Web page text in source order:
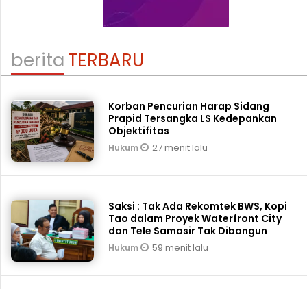
beritaTERBARU
Korban Pencurian Harap Sidang
Prapid Tersangka LS Kedepankan
Objektifitas
Hukum 27 menit lalu
Saksi : Tak Ada Rekomtek BWS, Kopi
Tao dalam Proyek Waterfront City
dan Tele Samosir Tak Dibangun
Hukum 59 menit lalu